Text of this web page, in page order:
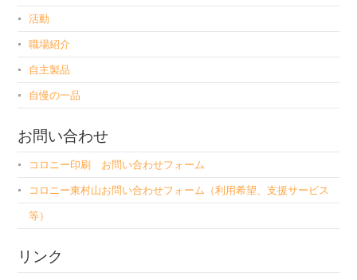
活動
職場紹介
自主製品
自慢の一品
お問い合わせ
コロニー印刷 お問い合わせフォーム
コロニー東村山お問い合わせフォーム（利用希望、支援サービス
等）
リンク